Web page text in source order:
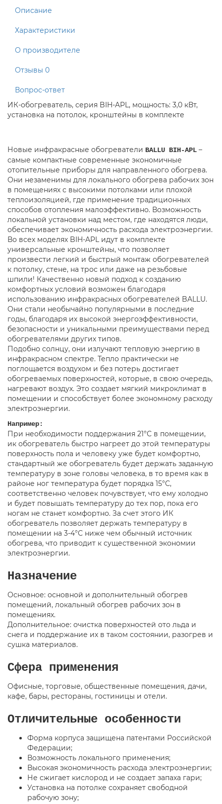
Описание
Характеристики
О производителе
Отзывы 0
Вопрос-ответ
ИК-обогреватель, серия BIH-APL, мощность: 3,0 кВт,
установка на потолок, кронштейны в комплекте
Новые инфракрасные обогреватели BALLU BIH-APL –
самые компактные современные экономичные
отопительные приборы для направленного обогрева.
Они незаменимы для локального обогрева рабочих зон
в помещениях с высокими потолками или плохой
теплоизоляцией, где применение традиционных
способов отопления малоэффективно. Возможность
локальной установки над местом, где находятся люди,
обеспечивает экономичность расхода электроэнергии.
Во всех моделях BIH-APL идут в комплекте
универсальные кронштейны, что позволяет
произвести легкий и быстрый монтаж обогревателей
к потолку, стене, на трос или даже на резьбовые
шпили! Качественно новый подход к созданию
комфортных условий возможен благодаря
использованию инфракрасных обогревателей BALLU.
Они стали необычайно популярными в последние
годы, благодаря их высокой энергоэффективности,
безопасности и уникальными преимуществами перед
обогревателями других типов.
Подобно солнцу, они излучают тепловую энергию в
инфракрасном спектре. Тепло практически не
поглощается воздухом и без потерь достигает
обогреваемых поверхностей, которые, в свою очередь,
нагревают воздух. Это создает мягкий микроклимат в
помещении и способствует более экономному расходу
электроэнергии.
Например:
При необходимости поддержания 21°С в помещении,
ик обогреватель быстро нагреет до этой температуры
поверхность пола и человеку уже будет комфортно,
стандартный же обогреватель будет держать заданную
температуру в зоне головы человека, в то время как в
районе ног температура будет порядка 15°С,
соответственно человек почувствует, что ему холодно
и будет повышать температуру до тех пор, пока его
ногам не станет комфортно. За счет этого ИК
обогреватель позволяет держать температуру в
помещении на 3-4°С ниже чем обычный источник
обогрева, что приводит к существенной экономии
электроэнергии.
Назначение
Основное: основной и дополнительный обогрев
помещений, локальный обогрев рабочих зон в
помещениях.
Дополнительное: очистка поверхностей ото льда и
снега и поддержание их в таком состоянии, разогрев и
сушка материалов.
Сфера применения
Офисные, торговые, общественные помещения, дачи,
кафе, бары, рестораны, гостиницы и отели.
Отличительные особенности
Форма корпуса защищена патентами Российской
Федерации;
Возможность локального применения;
Высокая экономичность расхода электроэнергии;
Не сжигает кислород и не создает запаха гари;
Установка на потолке сохраняет свободной
рабочую зону;